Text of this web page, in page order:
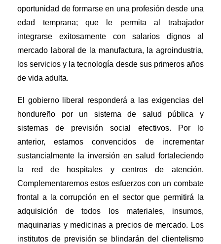
oportunidad de formarse en una profesión desde una
edad temprana; que le permita al trabajador
integrarse exitosamente con salarios dignos al
mercado laboral de la manufactura, la agroindustria,
los servicios y la tecnología desde sus primeros años
de vida adulta.
El gobierno liberal responderá a las exigencias del
hondureño por un sistema de salud pública y
sistemas de previsión social efectivos. Por lo
anterior, estamos convencidos de incrementar
sustancialmente la inversión en salud fortaleciendo
la red de hospitales y centros de atención.
Complementaremos estos esfuerzos con un combate
frontal a la corrupción en el sector que permitirá la
adquisición de todos los materiales, insumos,
maquinarias y medicinas a precios de mercado. Los
institutos de previsión se blindarán del clientelismo